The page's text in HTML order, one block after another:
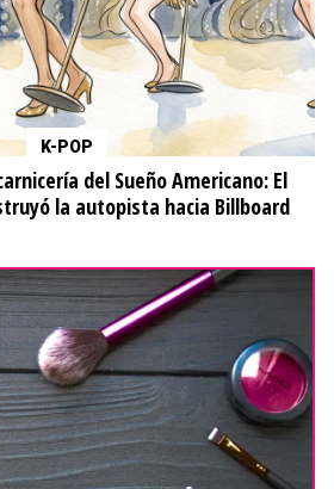
K-POP
del Sueño Americano: El
la autopista hacia Billboard